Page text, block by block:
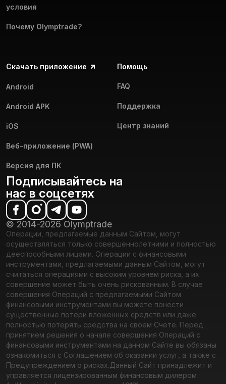
условия
Почему Olymptrade?
Скачать приложение
Android
Android APK
iOS
Веб-приложение (PWA)
Версия для ПК
Помощь
FAQ
Поддержка
Центр знаний
Подписывайтесь на
нас в соцсетях
© 2014-2026 Olymptrade
Операции, предлагаемые данным Сайтом, могут
осуществляться только совершеннолетними и полностью
дееспособными лицами. Операции с финансовыми
инструментами, предлагаемыми данным Сайтом, могут
считаться операциями с высоким уровнем риска, а их
совершение может быть очень рискованным. В случае
совершения Операций с предлагаемыми Сайтом
финансовыми инструментами вы можете понести
существенные потери вложенных средств или даже
полностью потерять средства на своем Счете. Перед
принятием решения о начале совершения Операций с
финансовыми инструментами на данном Сайте вы обязаны
ознакомиться с Соглашением об оказании услуг, а также с
Предупреждением о рисках.Данный Сайт принадлежит и
управляется лицензированным финансовым дилером